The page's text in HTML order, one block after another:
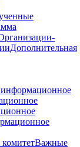
Дополнительная
Важные